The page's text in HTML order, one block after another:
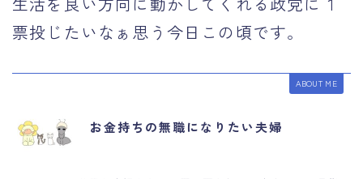
票投じたいなぁ思う今日この頃です。
ABOUT ME
お金持ちの無職になりたい夫婦